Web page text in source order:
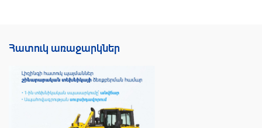
Հատուկ առաջարկներ